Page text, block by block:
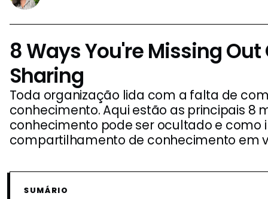
8 Ways You're Missing
Sharing
Toda organização lida com a falta de
conhecimento. Aqui estão as principais 8
conhecimento pode ser ocultado e como
compartilhamento de conhecimento em
SUMÁRIO